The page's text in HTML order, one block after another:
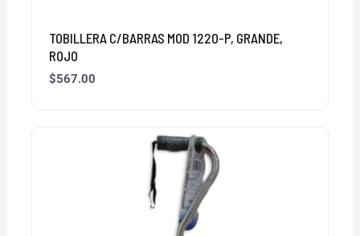
TOBILLERA C/BARRAS MOD 1220-P, GRANDE,
ROJO
$567.00